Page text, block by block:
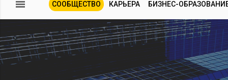
СООБЩЕСТВО КАРЬЕРА БИЗНЕС-